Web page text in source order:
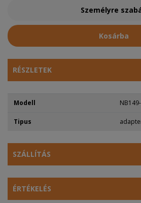
Személyre
Kosárba
RÉSZLETEK
Modell
Tipus
SZÁLLÍTÁS
ÉRTÉKELÉS